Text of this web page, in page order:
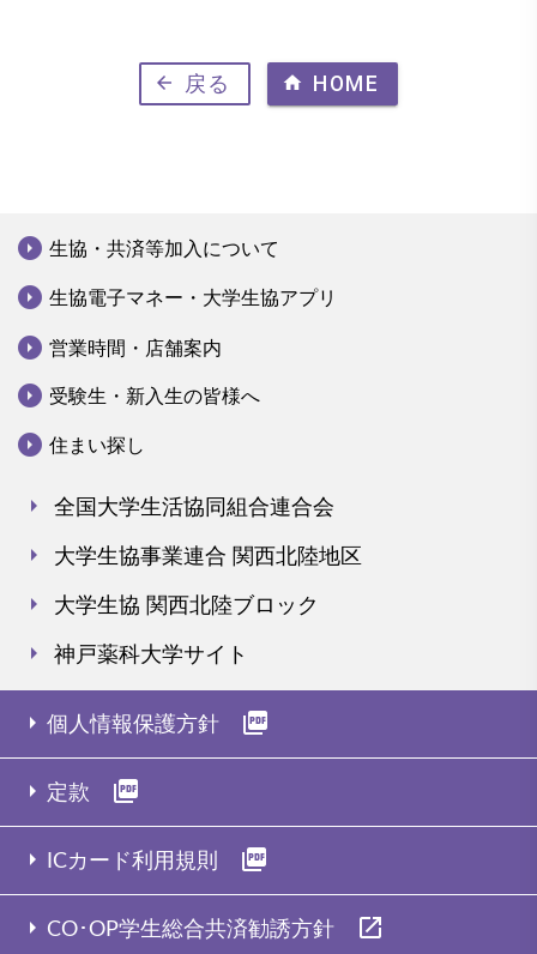
arrow_back 戻る home HOME
arrow_drop_down_circle 生協・共済等加入について
arrow_drop_down_circle 生協電子マネー・大学生協アプリ
arrow_drop_down_circle 営業時間・店舗案内
arrow_drop_down_circle 受験生・新入生の皆様へ
arrow_drop_down_circle 住まい探し
arrow_right 全国大学生活協同組合連合会
arrow_right 大学生協事業連合 関西北陸地区
arrow_right 大学生協 関西北陸ブロック
arrow_right 神戸薬科大学サイト
arrow_right 個人情報保護方針 picture_as_pdf
arrow_right 定款 picture_as_pdf
arrow_right ICカード利用規則 picture_as_pdf
arrow_right CO･OP学生総合共済勧誘方針 open_in_new